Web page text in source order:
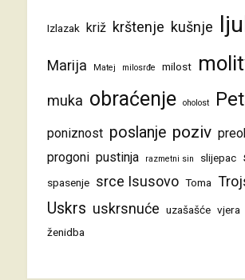
Izlazak križ krštenje kušnje
Marija Matej milosrđe milost
muka obraćenje oholost
poniznost poslanje poziv
progoni pustinja razmetni sin slijepac
spasenje srce Isusovo Toma
Uskrs uskrsnuće uzašašće vjera
ženidba